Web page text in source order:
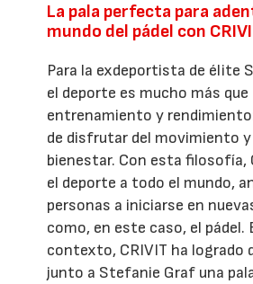
La pala perfecta para
mundo del pádel con
Para la exdeportista de élite
el deporte es mucho más que
entrenamiento y
de disfrutar del movimiento y
bienestar. Con esta filosofía,
el deporte a todo el mundo,
personas a iniciarse en
como, en este caso, el pádel.
contexto, CRIVIT ha logrado
junto a Stefanie Graf una